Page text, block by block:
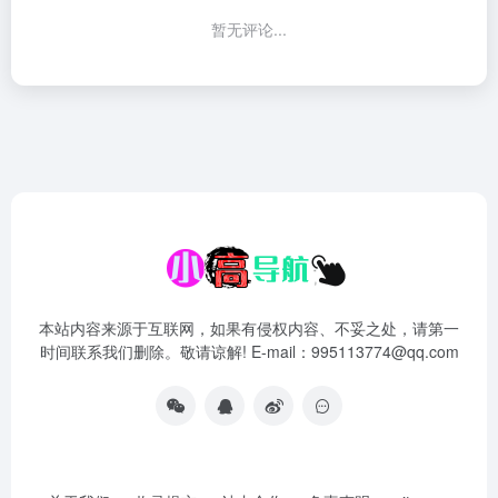
暂无评论...
本站内容来源于互联网，如果有侵权内容、不妥之处，请第一
时间联系我们删除。敬请谅解! E-mail：995113774@qq.com